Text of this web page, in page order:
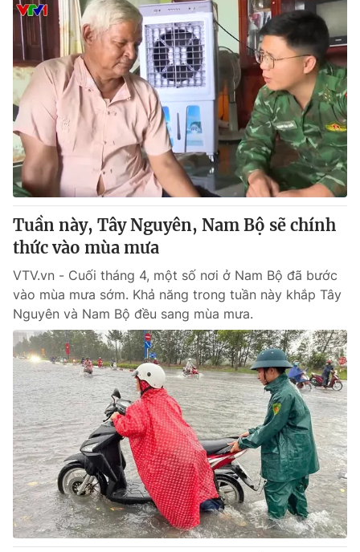
Tuần này, Tây Nguyên, Nam Bộ sẽ chính
thức vào mùa mưa
VTV.vn - Cuối tháng 4, một số nơi ở Nam Bộ đã bước
vào mùa mưa sớm. Khả năng trong tuần này khắp Tây
Nguyên và Nam Bộ đều sang mùa mưa.